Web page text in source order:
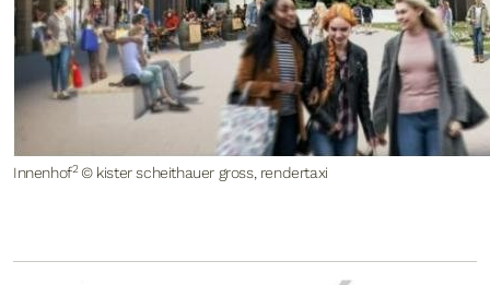
Innenhof2 © kister scheithauer gross, rendertaxi